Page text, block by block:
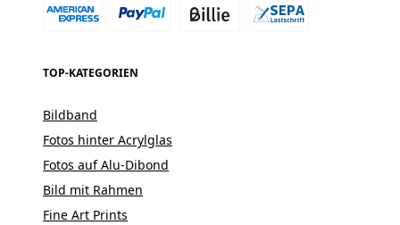
TOP-KATEGORIEN
Bildband
Fotos hinter Acrylglas
Fotos auf Alu-Dibond
Bild mit Rahmen
Fine Art Prints